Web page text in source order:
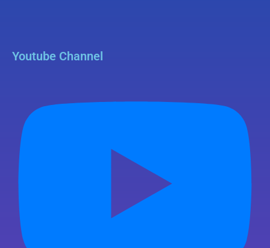
Youtube Channel